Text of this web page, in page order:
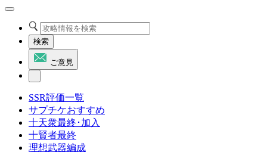
検索
ご意見
SSR評価一覧
サプチケおすすめ
十天衆最終･加入
十賢者最終
理想武器編成